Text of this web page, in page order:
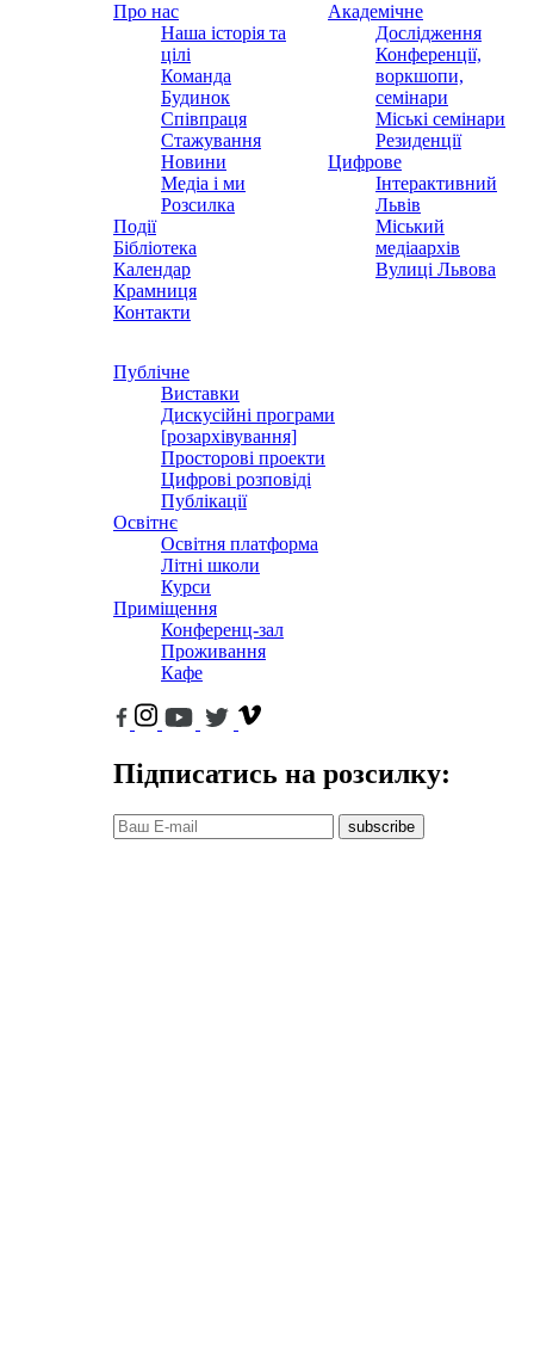
Про нас
Наша історія та
цілі
Команда
Будинок
Співпраця
Стажування
Новини
Медіа і ми
Розсилка
Події
Бібліотека
Календар
Крамниця
Контакти
Академічне
Дослідження
Конференції,
воркшопи,
семінари
Міські семінари
Резиденції
Цифрове
Інтерактивний
Львів
Міський
медіаархів
Вулиці Львова
Публічне
Виставки
Дискусійні програми
[розархівування]
Просторові проекти
Цифрові розповіді
Публікації
Освітнє
Освітня платформа
Літні школи
Курси
Приміщення
Конференц-зал
Проживання
Кафе
Підписатись на розсилку:
subscribe